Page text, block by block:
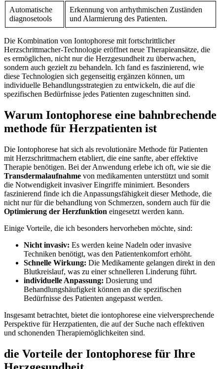
Automatische
diagnosetools
Erkennung von arrhythmischen ⁢Zuständen
⁢und Alarmierung des⁣ Patienten.
Die Kombination von Iontophorese mit fortschrittlicher
Herzschrittmacher-Technologie eröffnet neue​ Therapieansätze, die
es ermöglichen, nicht nur die Herzgesundheit zu überwachen,
sondern⁤ auch ‌gezielt zu behandeln. Ich fand es ‍faszinierend, wie
diese Technologien sich gegenseitig‍ ergänzen können,⁣ um
‍individuelle Behandlungsstrategien zu entwickeln, die auf ‌die
spezifischen Bedürfnisse jedes Patienten zugeschnitten sind.
Warum Iontophorese eine bahnbrechende⁤
methode für Herzpatienten ist
Die Iontophorese hat sich als revolutionäre Methode ​für Patienten
mit Herzschrittmachern etabliert, ‍die eine sanfte, aber effektive
Therapie benötigen. Bei der Anwendung erlebe ich ‍oft, wie sie die
Transdermalaufnahme ‍von medikamenten unterstützt und somit
die Notwendigkeit invasiver Eingriffe minimiert. Besonders
faszinierend finde ich die Anpassungsfähigkeit dieser Methode, die
nicht nur für die behandlung von ‌Schmerzen, sondern auch für die
Optimierung der Herzfunktion eingesetzt werden ​kann. ​
Einige⁣ Vorteile, die ich besonders hervorheben möchte, sind:
Nicht invasiv: Es werden keine Nadeln oder invasive
Techniken benötigt, was den Patientenkomfort erhöht.
Schnelle Wirkung: Die Medikamente gelangen direkt in‍ den
Blutkreislauf, was zu einer schnelleren Linderung führt.
individuelle Anpassung: Dosierung und
Behandlungshäufigkeit können ⁤an die spezifischen
Bedürfnisse des Patienten angepasst werden.
Insgesamt betrachtet, bietet die iontophorese eine vielversprechende
Perspektive für Herzpatienten, die ⁣auf der Suche⁤ nach effektiven
und schonenden Therapiemöglichkeiten sind.
die Vorteile ⁢der Iontophorese für Ihre